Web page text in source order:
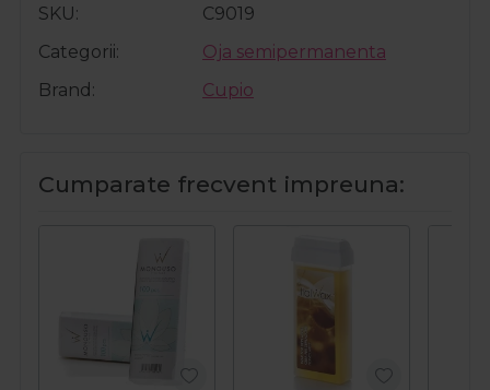
SKU
C9019
Categorii
Oja semipermanenta
Brand
Cupio
Cumparate frecvent impreuna: